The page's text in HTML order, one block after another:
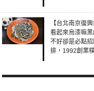
【台北南京復
看起來烏漆嘛
不好卻是必點
排，1992創業